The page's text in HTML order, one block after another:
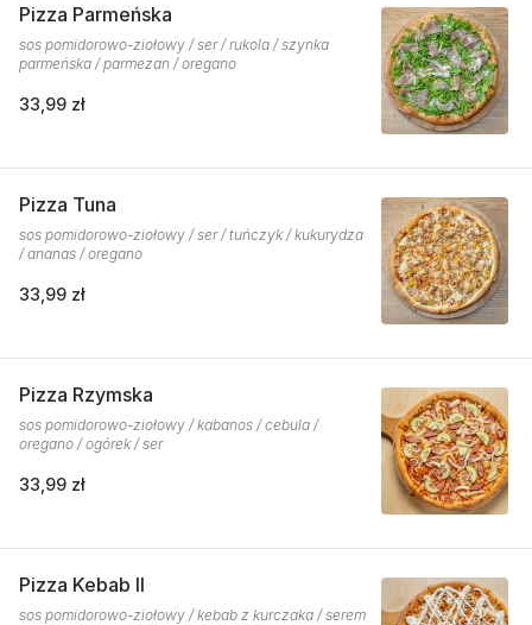
Pizza Parmeńska
sos pomidorowo-ziołowy / ser / rukola / szynka
parmeńska / parmezan / oregano
33,99 zł
Pizza Tuna
sos pomidorowo-ziołowy / ser / tuńczyk / kukurydza
/ ananas / oregano
33,99 zł
Pizza Rzymska
sos pomidorowo-ziołowy / kabanos / cebula /
oregano / ogórek / ser
33,99 zł
Pizza Kebab II
sos pomidorowo-ziołowy / kebab z kurczaka / serem